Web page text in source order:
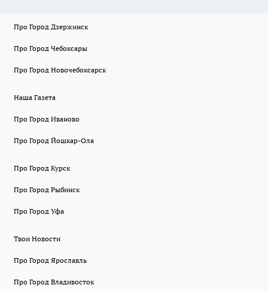
Про Город Дзержинск
Про Город Чебоксары
Про Город Новочебоксарск
Наша Газета
Про Город Иваново
Про Город Йошкар-Ола
Про Город Курск
Про Город Рыбинск
Про Город Уфа
Твои Новости
Про Город Ярославль
Про Город Владивосток